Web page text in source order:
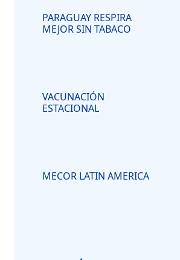
PARAGUAY RESPIRA
MEJOR SIN TABACO
VACUNACIÓN
ESTACIONAL
MECOR LATIN AMERICA